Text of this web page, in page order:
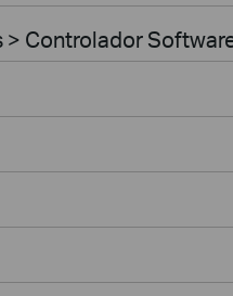
> Controlador